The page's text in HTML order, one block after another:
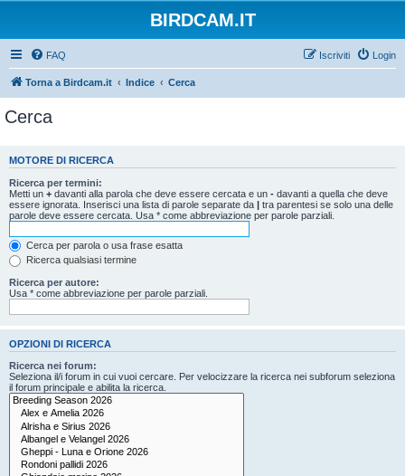
BIRDCAM.IT
FAQ Login
Iscriviti
Torna a Birdcam.it Indice Cerca
Cerca
MOTORE DI RICERCA
Ricerca per termini:
Metti un + davanti alla parola che deve essere cercata e un - davanti a quella che deve
essere ignorata. Inserisci una lista di parole separate da | tra parentesi se solo una delle
parole deve essere cercata. Usa * come abbreviazione per parole parziali.
Cerca per parola o usa frase esatta
Ricerca qualsiasi termine
Ricerca per autore:
Usa * come abbreviazione per parole parziali.
OPZIONI DI RICERCA
Ricerca nei forum:
Seleziona il/i forum in cui vuoi cercare. Per velocizzare la ricerca nei subforum seleziona
il forum principale e abilita la ricerca.